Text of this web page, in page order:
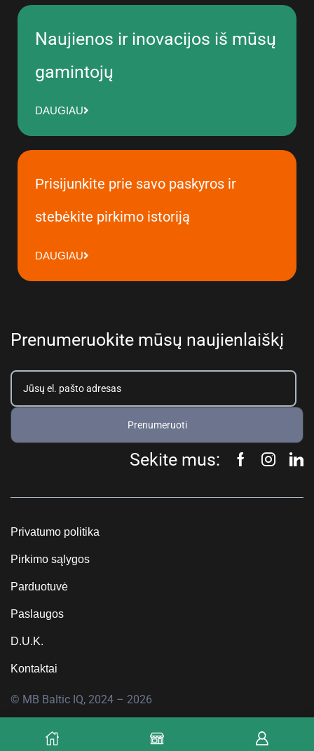
Naujienos ir inovacijos iš mūsų
gamintojų
DAUGIAU
Prisijunkite prie savo paskyros ir
stebėkite pirkimo istoriją
DAUGIAU
Prenumeruokite mūsų naujienlaiškį
Prenumeruoti
Sekite mus:
Privatumo politika
Pirkimo sąlygos
Parduotuvė
Paslaugos
D.U.K.
Kontaktai
© MB Baltic IQ, 2024 – 2026